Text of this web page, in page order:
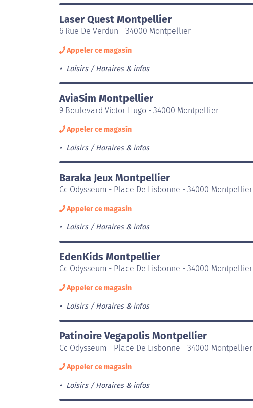
Laser Quest Montpellier
6 Rue De Verdun - 34000 Montpellier
Appeler ce magasin
Loisirs Horaires & infos
AviaSim Montpellier
9 Boulevard Victor Hugo - 34000 Montpellier
Appeler ce magasin
Loisirs Horaires & infos
Baraka Jeux Montpellier
Cc Odysseum - Place De Lisbonne - 34000 Montpellier
Appeler ce magasin
Loisirs Horaires & infos
EdenKids Montpellier
Cc Odysseum - Place De Lisbonne - 34000 Montpellier
Appeler ce magasin
Loisirs Horaires & infos
Patinoire Vegapolis Montpellier
Cc Odysseum - Place De Lisbonne - 34000 Montpellier
Appeler ce magasin
Loisirs Horaires & infos